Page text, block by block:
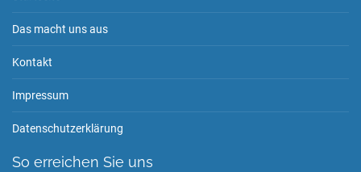
Das macht uns aus
Kontakt
Impressum
Datenschutzerklärung
So erreichen Sie uns